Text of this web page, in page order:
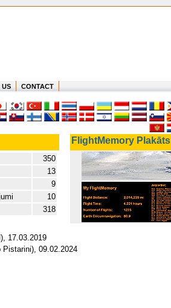
US CONTACT
FlightMemory Plakāts
350
13
9
10
318
17.03.2019
Pistarini), 09.02.2024